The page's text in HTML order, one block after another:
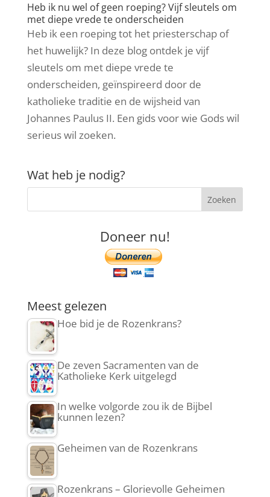
Heb ik nu wel of geen roeping? Vijf sleutels om
met diepe vrede te onderscheiden
Heb ik een roeping tot het priesterschap of
het huwelijk? In deze blog ontdek je vijf
sleutels om met diepe vrede te
onderscheiden, geïnspireerd door de
katholieke traditie en de wijsheid van
Johannes Paulus II. Een gids voor wie Gods wil
serieus wil zoeken.
Wat heb je nodig?
Doneer nu!
Meest gelezen
Hoe bid je de Rozenkrans?
De zeven Sacramenten van de
Katholieke Kerk uitgelegd
In welke volgorde zou ik de Bijbel
kunnen lezen?
Geheimen van de Rozenkrans
Rozenkrans – Glorievolle Geheimen